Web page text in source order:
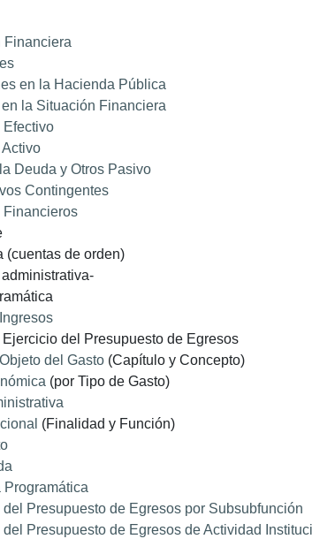
Financiera
en la Hacienda Pública
la Situación Financiera
Efectivo
Deuda y Otros Pasivo
Contingentes
Financieros
(cuentas de orden)
administrativa-
del Presupuesto de Egresos
del Gasto(Capítulo y Concepto)
(por Tipo de Gasto)
(Finalidad y Función)
Programática
Presupuesto de Egresos por Subsubfunción
Presupuesto de Egresos de Actividad